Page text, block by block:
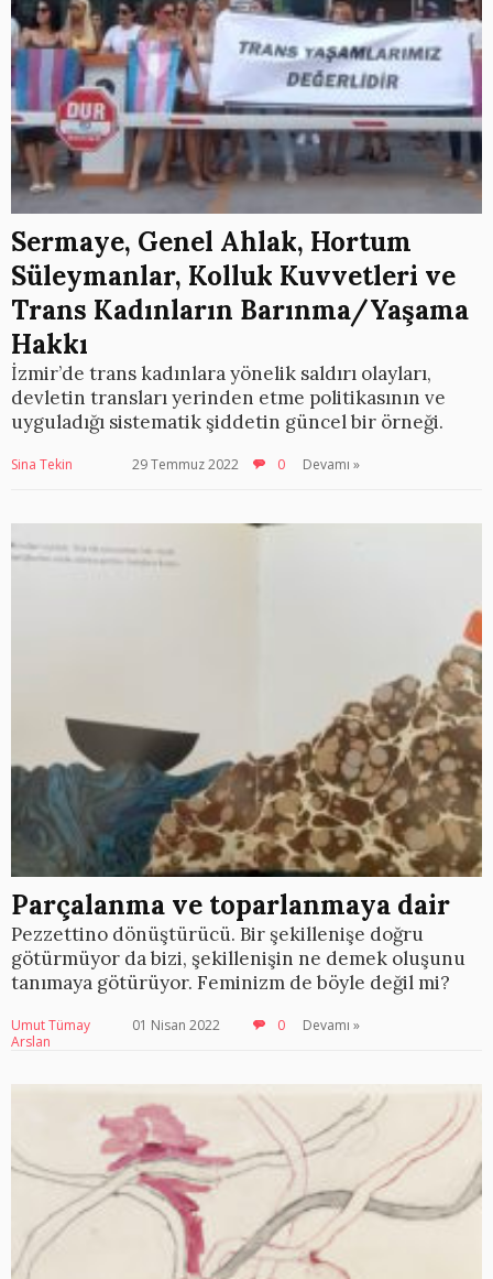
Sermaye, Genel Ahlak, Hortum
Süleymanlar, Kolluk Kuvvetleri ve
Trans Kadınların Barınma/Yaşama
Hakkı
İzmir’de trans kadınlara yönelik saldırı olayları,
devletin transları yerinden etme politikasının ve
uyguladığı sistematik şiddetin güncel bir örneği.
Sina Tekin 29 Temmuz 2022 0 Devamı »
Parçalanma ve toparlanmaya dair
Pezzettino dönüştürücü. Bir şekillenişe doğru
götürmüyor da bizi, şekillenişin ne demek oluşunu
tanımaya götürüyor. Feminizm de böyle değil mi?
Umut Tümay
Arslan
01 Nisan 2022 0 Devamı »